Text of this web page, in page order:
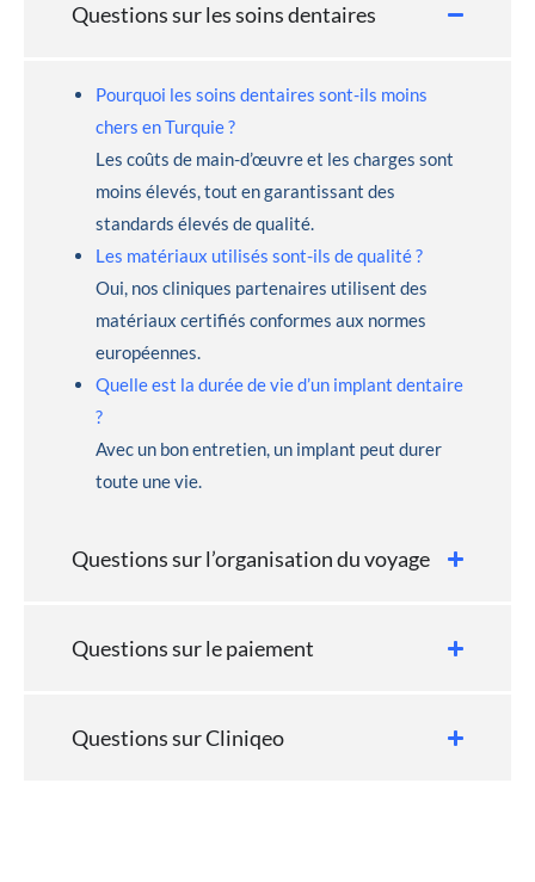
Questions sur les soins dentaires
Pourquoi les soins dentaires sont-ils moins
chers en Turquie ?
Les coûts de main-d’œuvre et les charges sont
moins élevés, tout en garantissant des
standards élevés de qualité.
Les matériaux utilisés sont-ils de qualité ?
Oui, nos cliniques partenaires utilisent des
matériaux certifiés conformes aux normes
européennes.
Quelle est la durée de vie d’un implant dentaire
?
Avec un bon entretien, un implant peut durer
toute une vie.
Questions sur l’organisation du voyage
Questions sur le paiement
Questions sur Cliniqeo